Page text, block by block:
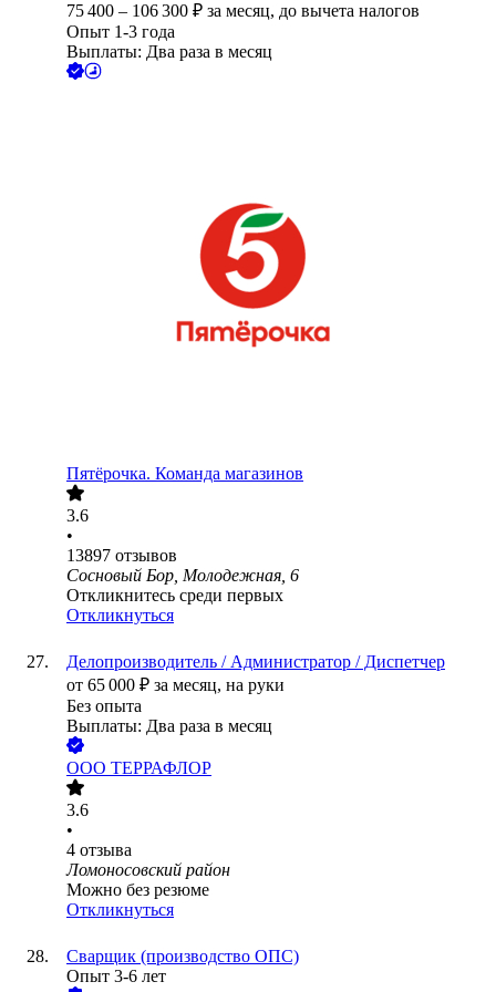
75 400 – 106 300 ₽ за месяц, до вычета налогов
Опыт 1-3 года
Выплаты: Два раза в месяц
Пятёрочка. Команда магазинов
3.6
•
13897 отзывов
Сосновый Бор, Молодежная, 6
Откликнитесь среди первых
Откликнуться
Делопроизводитель / Администратор / Диспетчер
от 65 000 ₽ за месяц, на руки
Без опыта
Выплаты: Два раза в месяц
ООО ТЕРРАФЛОР
3.6
•
4 отзыва
Ломоносовский район
Можно без резюме
Откликнуться
Сварщик (производство ОПС)
Опыт 3-6 лет